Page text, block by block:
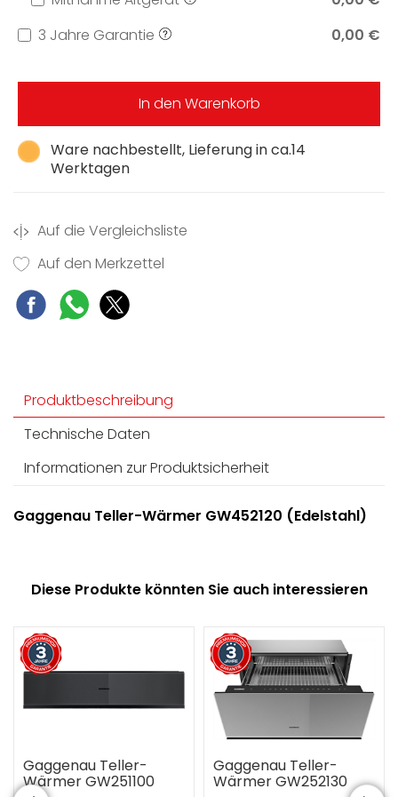
Ware nachbestellt, Lieferung in ca.14
Werktagen
3 Jahre Garantie
0,00 €
In den Warenkorb
Auf die Vergleichsliste
Auf den Merkzettel
Produktbeschreibung
Technische Daten
Informationen zur Produktsicherheit
Gaggenau Teller-Wärmer GW452120 (Edelstahl)
Diese Produkte könnten Sie auch interessieren
Gaggenau Teller-
Wärmer GW251100
Gaggenau Teller-
Wärmer GW252130